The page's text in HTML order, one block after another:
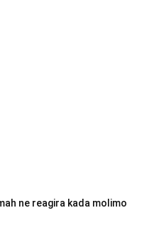
ne reagira kada molimo